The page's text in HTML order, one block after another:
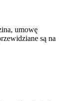
umowę
są na